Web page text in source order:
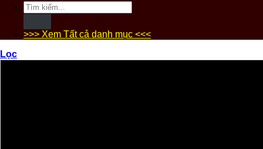
Tìm
kiếm:
>>> Xem Tất cả danh mục <<<
Lọc